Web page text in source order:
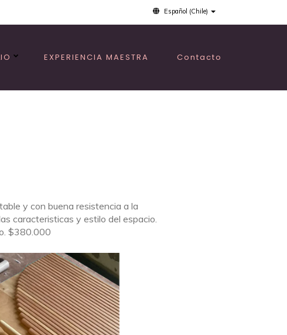
Español (Chile)
EXPERIENCIA MAESTRA Contacto
y con buena resistencia a la
caracteristicas y estilo del espacio.
$380.000